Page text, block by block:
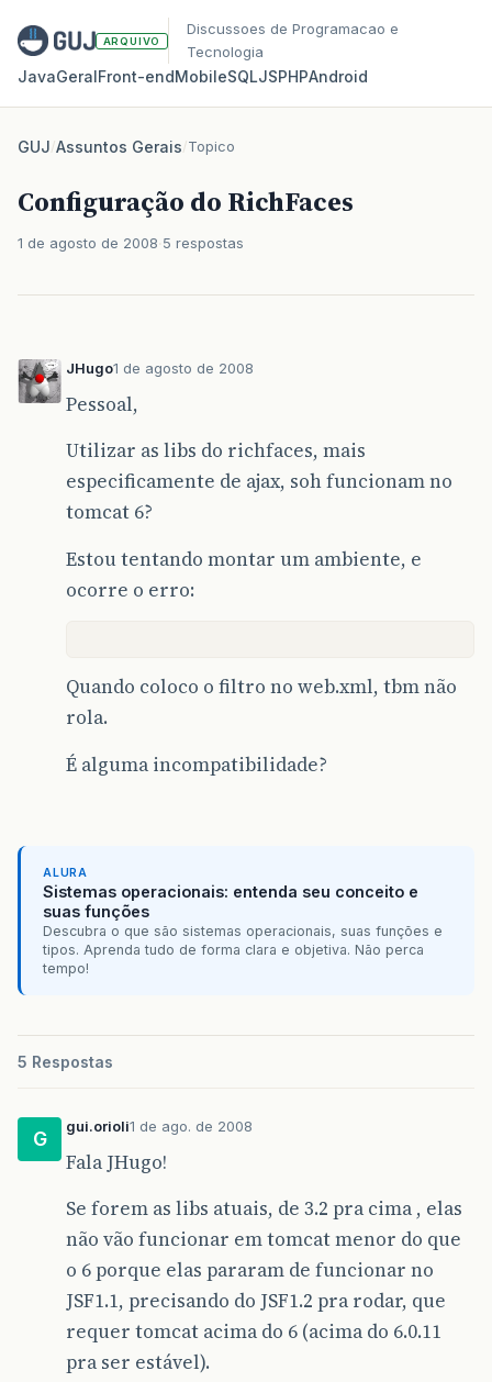
ARQUIVO
Discussoes de Programacao e
Tecnologia
JavaGeralFront‑endMobileSQLJSPHPAndroid
GUJ/Assuntos Gerais/Topico
Configuração do RichFaces
1 de agosto de 2008 5 respostas
JHugo1 de agosto de 2008
Pessoal,
Utilizar as libs do richfaces, mais
especificamente de ajax, soh funcionam no
tomcat 6?
Estou tentando montar um ambiente, e
ocorre o erro:
Quando coloco o filtro no web.xml, tbm não
rola.
É alguma incompatibilidade?
ALURA
Sistemas operacionais: entenda seu conceito e
suas funções
Descubra o que são sistemas operacionais, suas funções e
tipos. Aprenda tudo de forma clara e objetiva. Não perca
tempo!
5 Respostas
G
gui.orioli1 de ago. de 2008
Fala JHugo!
Se forem as libs atuais, de 3.2 pra cima , elas
não vão funcionar em tomcat menor do que
o 6 porque elas pararam de funcionar no
JSF1.1, precisando do JSF1.2 pra rodar, que
requer tomcat acima do 6 (acima do 6.0.11
pra ser estável).